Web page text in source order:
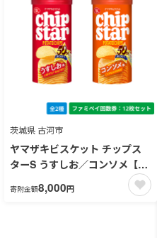
茨城県 古河市
ヤマザキビスケット チップス
ターS うすしお／コンソメ【フ
ァミペイ回数券12枚セット】
寄附金額8,000円